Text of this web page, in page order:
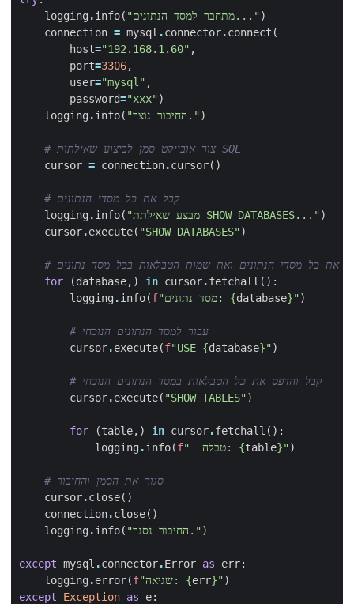
logging .info( "מתחבר למסד הנתונים...")
connection = mysql .connector.connect (
host="192.168.1.60" ,
port=3306,
user="mysql" ,
password="xxx")
logging .info( "החיבור נוצר.")
# צור אובייקט סמן לביצוע שאילתות SQL
cursor = connection.cursor()
logging .info( "מבצע שאילתת SHOW DATABASES...")
cursor.execute( "SHOW DATABASES")
for (database,) in cursor.fetchall ():
logging .info(f "מסד נתונים: {database}")
cursor.execute(f"USE {database}")
cursor.execute( "SHOW TABLES")
for (table,) in cursor.fetchall ():
logging .info(f "  טבלה: {table}")
cursor.close()
connection.close()
logging .info( "החיבור נסגר.")
except mysql .connector.Error as err:
logging .error(f "שגיאה: {err}")
except
Exception as e: